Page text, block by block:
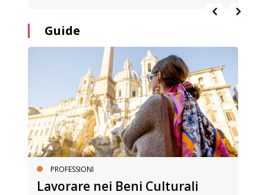
Guide
PROFESSIONI
Lavorare nei Beni Culturali